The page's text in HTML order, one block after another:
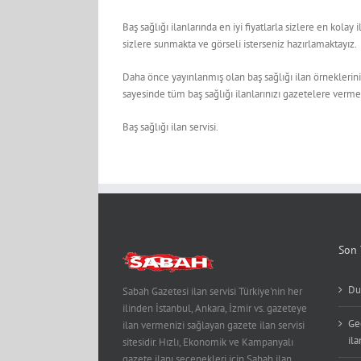
Baş sağlığı ilanlarında en iyi fiyatlarla sizlere en kolay
sizlere sunmakta ve görseli isterseniz hazırlamaktayız.
Daha önce yayınlanmış olan baş sağlığı ilan
sayesinde tüm baş sağlığı ilanlarınızı gazetelere
Baş sağlığı ilan servisi.
Sabah Gazetesi ilan servisi Türkiye'nin her
ilinden İstanbul, Ankara, İzmir vs. gazeteye
ilan vermenizi sağlayan gazete ilan servisi
sitesidir. Hızlı, Ekonomik ve Kampanyalı
Son